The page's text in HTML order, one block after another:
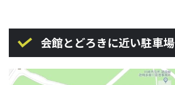
会館とどろきに近い駐車場